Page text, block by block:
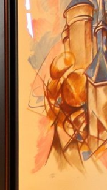
s'est
moderne et avec